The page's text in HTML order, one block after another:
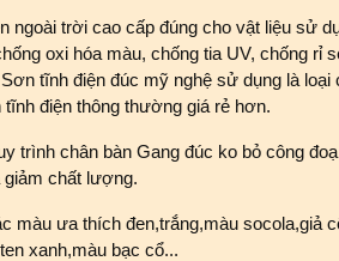
ngoài trời cao cấp đúng cho vật liệu sử
oxi hóa màu, chống tia UV, chống rỉ
tĩnh điện đúc mỹ nghệ sử dụng là loại
điện thông thường giá rẻ hơn.
trình chân bàn Gang đúc ko bỏ công
giảm chất lượng.
màu ưa thích đen,trắng,màu socola,giả
xanh,màu bạc cổ...